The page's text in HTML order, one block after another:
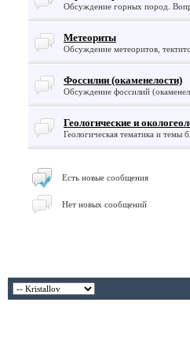
Обсуждение горных пород.
Метеориты
Обсуждение метеоритов,
Фоссилии (окаменелости)
Обсуждение фоссилий
Геологические и
Геологическая тематика и темы
Есть новые сообщения
Нет новых сообщений